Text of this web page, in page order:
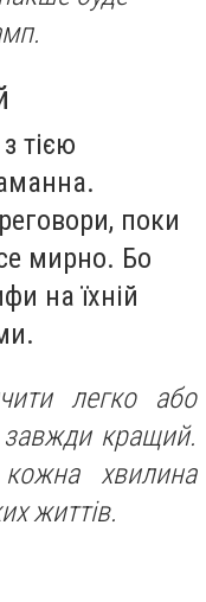
тією
поки
мирно. Бо
на їхній
легко або
кращий.
хвилина
життів.